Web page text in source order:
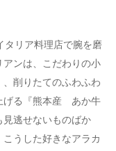
タリア料理店で腕を磨
ンは、こだわりの小
削りたてのふわふわ
げる『熊本産 あか牛
逃せないものばか
うした好きなアラカ